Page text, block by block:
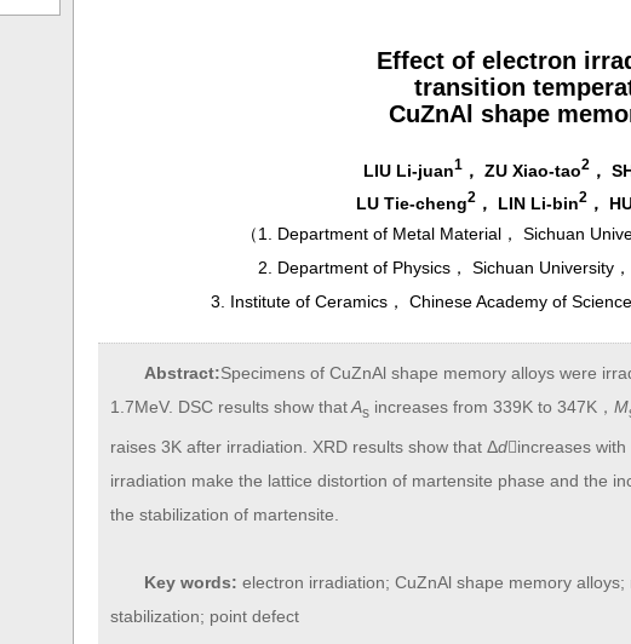
Effect of electron
transition
CuZnAl shape
LIU Li-juan1 ， ZU Xiao-tao2 ，
LU Tie-cheng2 ， LIN Li-bin2 ，
（1. Department of Metal Material， Sichuan
2. Department of Physics， Sichuan University
3. Institute of Ceramics， Chinese Academy of
Abstract:Specimens of CuZnAl shape memory alloys were
1.7MeV. DSC results show thatAs increases from 339K to 347K， M
raises 3K after irradiation. XRD results show that Δdincreases
irradiation make the lattice distortion of martensite phase and the
the stabilization of martensite.
Key words: electron irradiation; CuZnAl shape memory
stabilization; point defect